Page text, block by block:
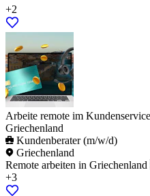
+2
Arbeite remote im
Griechenland
Kundenberater (m/w/d)
Griechenland
Remote arbeiten in
+3